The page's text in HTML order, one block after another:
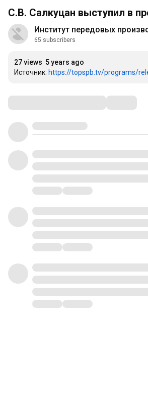
С.В. Салкуцан выступил в
Институт передовых
65 subscribers
27 views 5 years ago
Источник: https://topspb.tv/programs/